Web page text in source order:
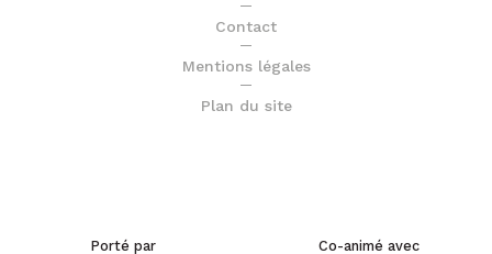
Contact
Mentions légales
Plan du site
Porté par Co-animé avec